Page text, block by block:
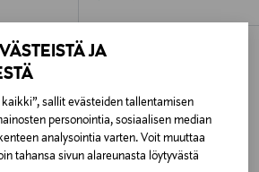
JA
sallit evästeiden tallentamisen
personointia, sosiaalisen median
analysointia varten. Voit muuttaa
tahansa sivun alareunasta löytyvästä